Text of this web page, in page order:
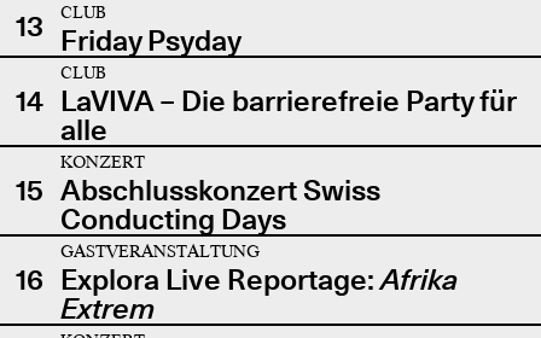
13
CLUB
Friday Psyday
14
CLUB
LaVIVA – Die barrierefreie Party für
alle
15
KONZERT
Abschlusskonzert Swiss
Conducting Days
16
GASTVERANSTALTUNG
Explora Live Reportage:Afrika
Extrem